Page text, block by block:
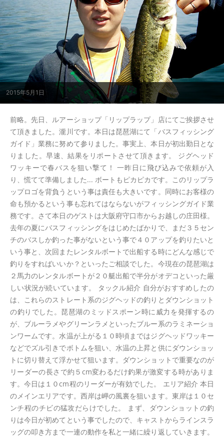
2015年5月1日
前略。先日、ルアーショップ「リップラップ」店にてご挨拶させ
て頂きました。瀧川です。本日は琵琶湖にて「バスフィッシング
ガイド」業務に努めて参りました。事実上、本日が初出勤日とな
りました。早速、結果をリポートさせて頂きます。 ジグヘッド
ワッキーで春バスを狙い撃て！ 一昨日に飛び込みで依頼が入
り、慌てて準備しました... ボートもピカピカです。このリップラ
ップロゴを背負うという事は責任も大きいです。同時にお客様の
命も預かるという事も忘れてはならないがフィッシングガイド業
務です。さて本日のゲストは大阪府守口市からお越しの庄田様。
去年の夏にバスフィッシングをはじめたばかりで、まだ３５セン
チのバスしか釣った事がないという事で４０アップを釣りたいと
いう事と、次回またレンタルボートで出船する時にどんな感じで
釣りをすればいいか？といったご相談でした。今現在の琵琶湖は
２馬力のレンタルボートが２０艇出船で半分がオデコといった厳
しい状況が続いています。 タックル紹介 自分がおすすめしたの
は、これらのストレート系のジグヘッドの釣りとダウンショット
の釣りでした。琵琶湖のミッドスポーン時に威力を発揮するの
が、ブルーラメやグリーンラメといったブルー系のラミネーショ
ンワームです。水温が上がる１０時頃まではジグヘッドワッキー
などでズル引きでボトムを狙い、水温の上昇と供にダウンショッ
トに切り替えて浮かせて狙います。ダウンショットで重要なのが
リーダーの長さで約５cm変わるだけ釣果が激変する時がありま
す。今日は１０cm程のリーダーが有効でした。 エリア紹介 本日
のメインエリアです。西岸は岬の風裏を狙います。東岸は１０セ
ンチ程のチビの猛攻だらけでした。 まず、ダウンショットの釣
りは今日が初めてという事でしたので、キャストからラインスラ
ッグの叩き方まで一連の動作を私と一緒に繰り返していきます。